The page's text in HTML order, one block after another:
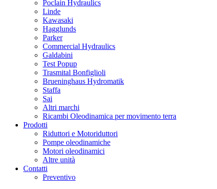
Poclain Hydraulics
Linde
Kawasaki
Hagglunds
Parker
Commercial Hydraulics
Galdabini
Test Popup
Trasmital Bonfiglioli
Brueninghaus Hydromatik
Staffa
Sai
Altri marchi
Ricambi Oleodinamica per movimento terra
Prodotti
Riduttori e Motoriduttori
Pompe oleodinamiche
Motori oleodinamici
Altre unità
Contatti
Preventivo